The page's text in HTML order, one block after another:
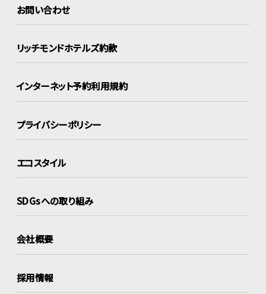
お問い合わせ
リッチモンドホテルズ約款
インターネット予約利用規約
プライバシーポリシー
エコスタイル
SDGsへの取り組み
会社概要
採用情報